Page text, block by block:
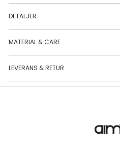
DETALJER
MATERIAL & CARE
LEVERANS & RETUR